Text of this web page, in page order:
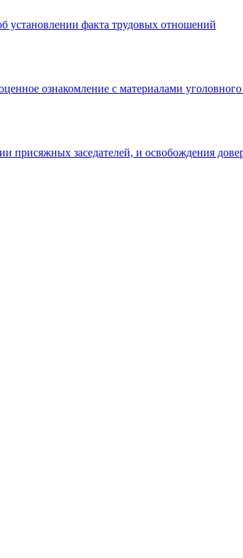
установлении факта трудовых отношений
ознакомление с материалами уголовного
присяжных заседателей, и освобождения